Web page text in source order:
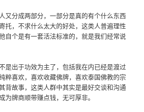
又分成两部分，一部分是真的有个什么东西
托，不求什么太大的好处，这类人普遍理性
自个是有一套活法标准的，就是我们经常说
是出于功效为主了，包括我在内已经是渡过
粹喜欢，喜欢收藏佛牌，喜欢泰国佛教的宗
背故事，这类人群中其实是最好交谈和沟通
为牌商顺带赚点钱，无可厚非。